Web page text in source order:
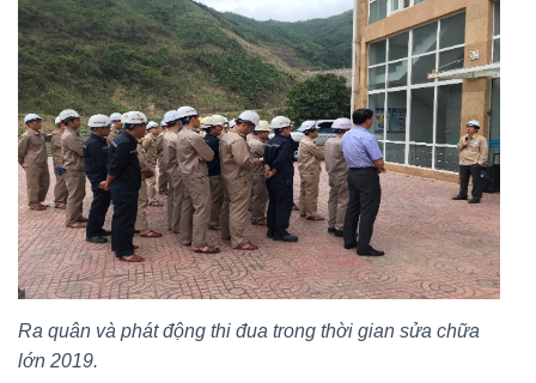
Ra quân và phát động thi đua trong thời gian sửa chữa
lớn 2019.